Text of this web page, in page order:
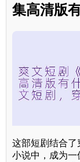
集高清版
这部短剧结合了
小说中，成为